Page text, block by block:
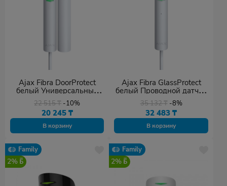
Ajax Fibra DoorProtect
белый Универсальный
датчик открытия дверей
и окон
22 515₸ -10%
20 245 ₸
В корзину
Ajax Fibra GlassProtect
белый Проводной датчик
разбития стекла
35 132₸ -8%
32 483₸
В корзину
Family
2%
Family
2%